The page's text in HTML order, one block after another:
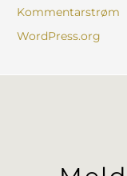
Kommentarstrøm
WordPress.org